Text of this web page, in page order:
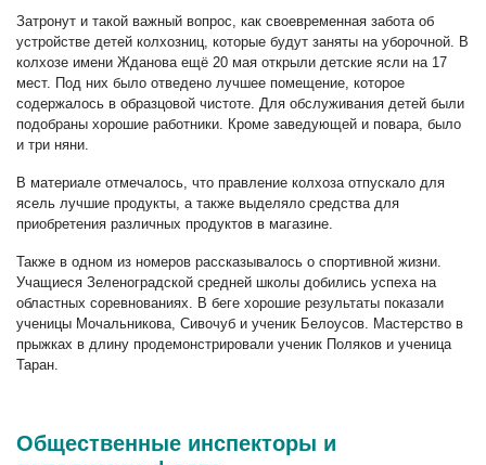
Затронут и такой важный вопрос, как своевременная забота об
устройстве детей колхозниц, которые будут заняты на уборочной. В
колхозе имени Жданова ещё 20 мая открыли детские ясли на 17
мест. Под них было отведено лучшее помещение, которое
содержалось в образцовой чистоте. Для обслуживания детей были
подобраны хорошие работники. Кроме заведующей и повара, было
и три няни.
В материале отмечалось, что правление колхоза отпускало для
ясель лучшие продукты, а также выделяло средства для
приобретения различных продуктов в магазине.
Также в одном из номеров рассказывалось о спортивной жизни.
Учащиеся Зеленоградской средней школы добились успеха на
областных соревнованиях. В беге хорошие результаты показали
ученицы Мочальникова, Сивочуб и ученик Белоусов. Мастерство в
прыжках в длину продемонстрировали ученик Поляков и ученица
Таран.
Общественные инспекторы и